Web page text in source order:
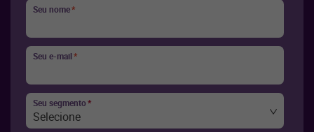
Seu nome*
Seu e-mail*
Seu segmento*
Selecione